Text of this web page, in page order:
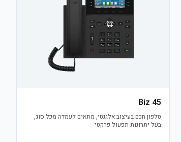
Biz 45
טלפון חכם בעיצוב אלגנטי, מתאים לעמדה מכל סוג,
בעל יתרונות תפעול פרקטי